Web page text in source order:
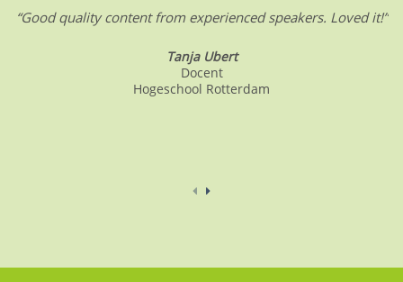
“Good quality content from experienced speakers. Loved it!”
Tanja Ubert
Docent
Hogeschool Rotterdam